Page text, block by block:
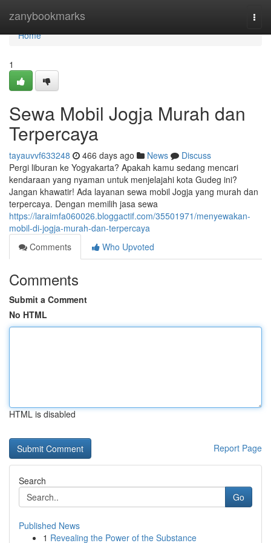
zanybookmarks
Home
Home
1
Sewa Mobil Jogja Murah dan
Terpercaya
tayauvvf633248 466 days ago News
Discuss
Pergi liburan ke Yogyakarta? Apakah kamu sedang mencari
kendaraan yang nyaman untuk menjelajahi kota Gudeg ini?
Jangan khawatir! Ada layanan sewa mobil Jogja yang murah dan
terpercaya. Dengan memilih jasa sewa
https://laraimfa060026.bloggactif.com/35501971/menyewakan-
mobil-di-jogja-murah-dan-terpercaya
Comments
Who Upvoted
Comments
Submit a Comment
No HTML
HTML is disabled
Report Page
Search
Go
Published News
1 Revealing the Power of the Substance